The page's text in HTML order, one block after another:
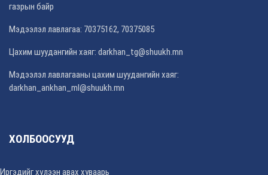
газрын байр
Мэдээлэл лавлагаа: 70375162, 70375085
Цахим шуудангийн хаяг: darkhan_tg@shuukh.mn
Мэдээлэл лавлагааны цахим шуудангийн хаяг:
darkhan_ankhan_ml@shuukh.mn
ХОЛБООСУУД
Иргэдийг хүлээн авах хуваарь